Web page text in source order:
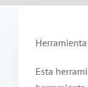
Esta